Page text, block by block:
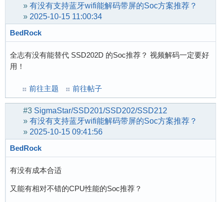
» 有没有支持蓝牙wifi能解码带屏的Soc方案推荐？
» 2025-10-15 11:00:34
BedRock
全志有没有能替代 SSD202D 的Soc推荐？ 视频解码一定要好
用！
前往主题 前往帖子
#3 SigmaStar/SSD201/SSD202/SSD212
» 有没有支持蓝牙wifi能解码带屏的Soc方案推荐？
» 2025-10-15 09:41:56
BedRock
有没有成本合适
又能有相对不错的CPU性能的Soc推荐？